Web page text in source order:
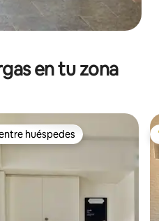
en tu zona
en Favorito entre huéspedes
huéspedes